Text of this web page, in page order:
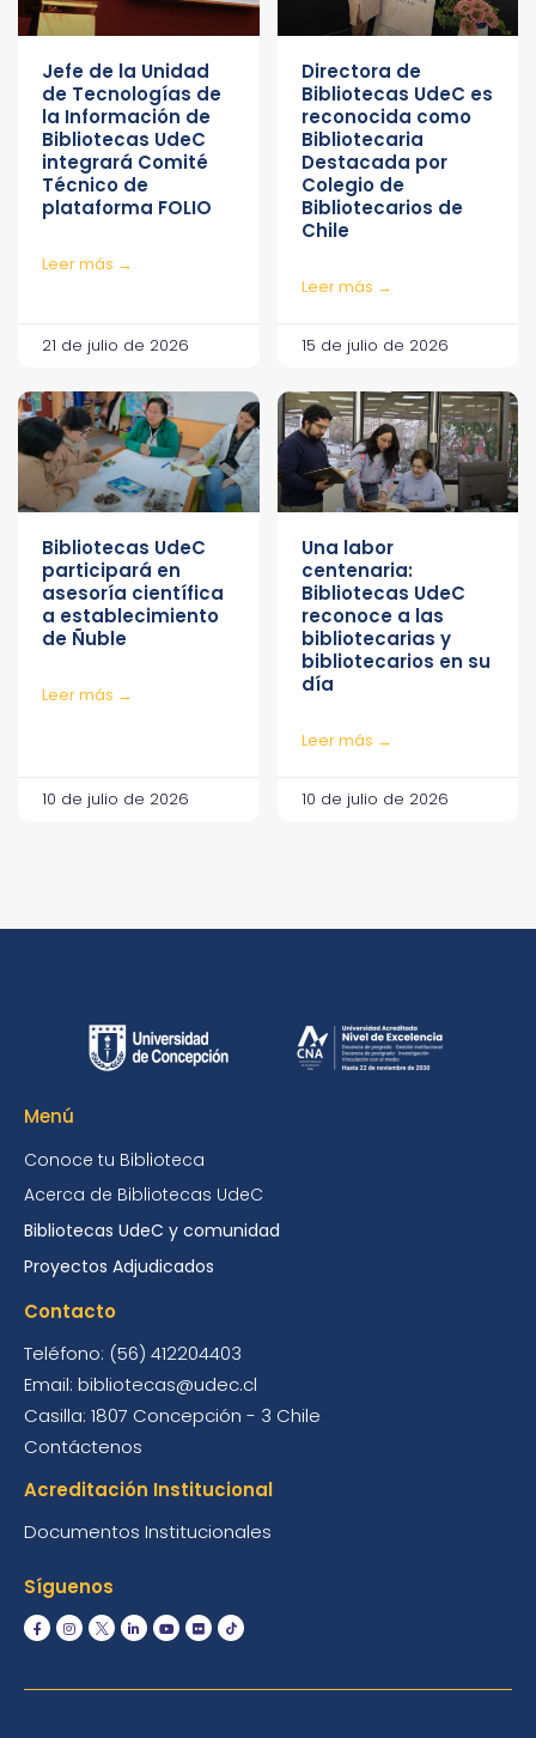
Jefe de la Unidad
de Tecnologías de
la Información de
Bibliotecas UdeC
integrará Comité
Técnico de
plataforma FOLIO
Leer más →
21 de julio de 2026
Directora de
Bibliotecas UdeC es
reconocida como
Bibliotecaria
Destacada por
Colegio de
Bibliotecarios de
Chile
Leer más →
15 de julio de 2026
Bibliotecas UdeC
participará en
asesoría científica
a establecimiento
de Ñuble
Leer más →
10 de julio de 2026
Una labor
centenaria:
Bibliotecas UdeC
reconoce a las
bibliotecarias y
bibliotecarios en su
día
Leer más →
10 de julio de 2026
Menú
Conoce tu Biblioteca
Acerca de Bibliotecas UdeC
Bibliotecas UdeC y comunidad
Proyectos Adjudicados
Contacto
Teléfono: (56) 412204403
Email: bibliotecas@udec.cl
Casilla: 1807 Concepción - 3 Chile
Contáctenos
Acreditación Institucional
Documentos Institucionales
Síguenos